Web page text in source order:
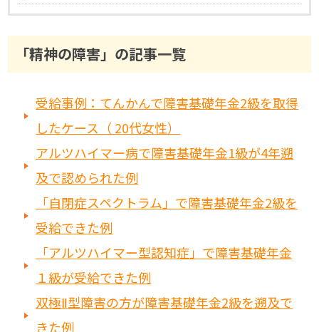
「精神の障害」の記事一覧
受給事例：てんかんで障害基礎年金2級を取得
したケース（ 20代女性）
アルツハイマー病で障害基礎年金1級が4年遡
及で認められた例
「自閉症スペクトラム」で障害基礎年金2級を
受給できた例
「アルツハイマー型認知症」で障害基礎年金
１級が受給できた例
双極Ⅱ型障害の方が障害基礎年金2級を遡及で
きた例